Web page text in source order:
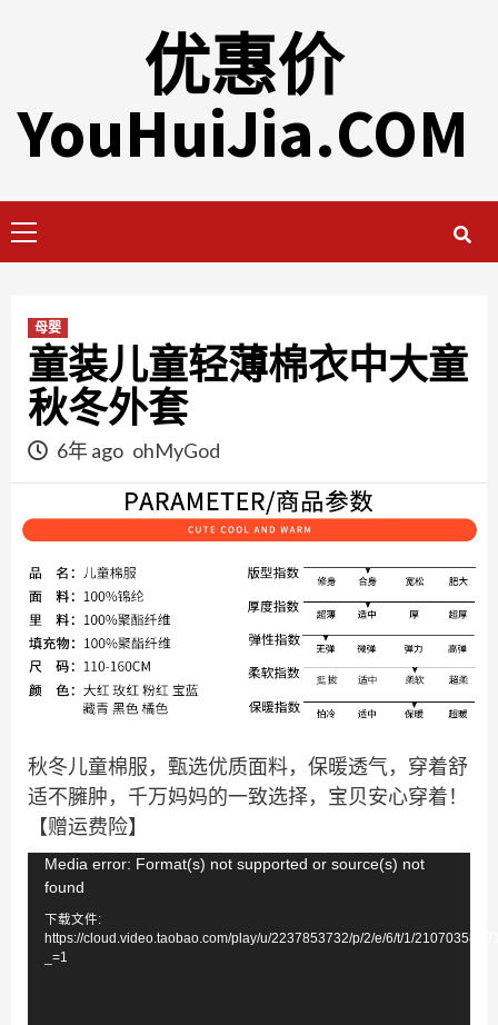
优惠价
YouHuiJia.COM
Menu
母婴
童装儿童轻薄棉衣中大童
秋冬外套
6年 ago ohMyGod
秋冬儿童棉服，甄选优质面料，保暖透气，穿着舒
适不臃肿，千万妈妈的一致选择，宝贝安心穿着！
【赠运费险】
视
频
Media error: Format(s) not supported or source(s) not
found
下载文件:
https://cloud.video.taobao.com/play/u/2237853732/p/2/e/6/t/1/
_=1